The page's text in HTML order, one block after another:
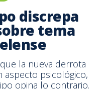
discrepa
tema
la nueva derrota
aspecto psicológico,
opina lo contrario.